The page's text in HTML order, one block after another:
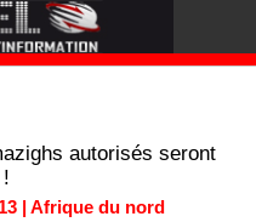
autorisés seront
| Afrique du nord